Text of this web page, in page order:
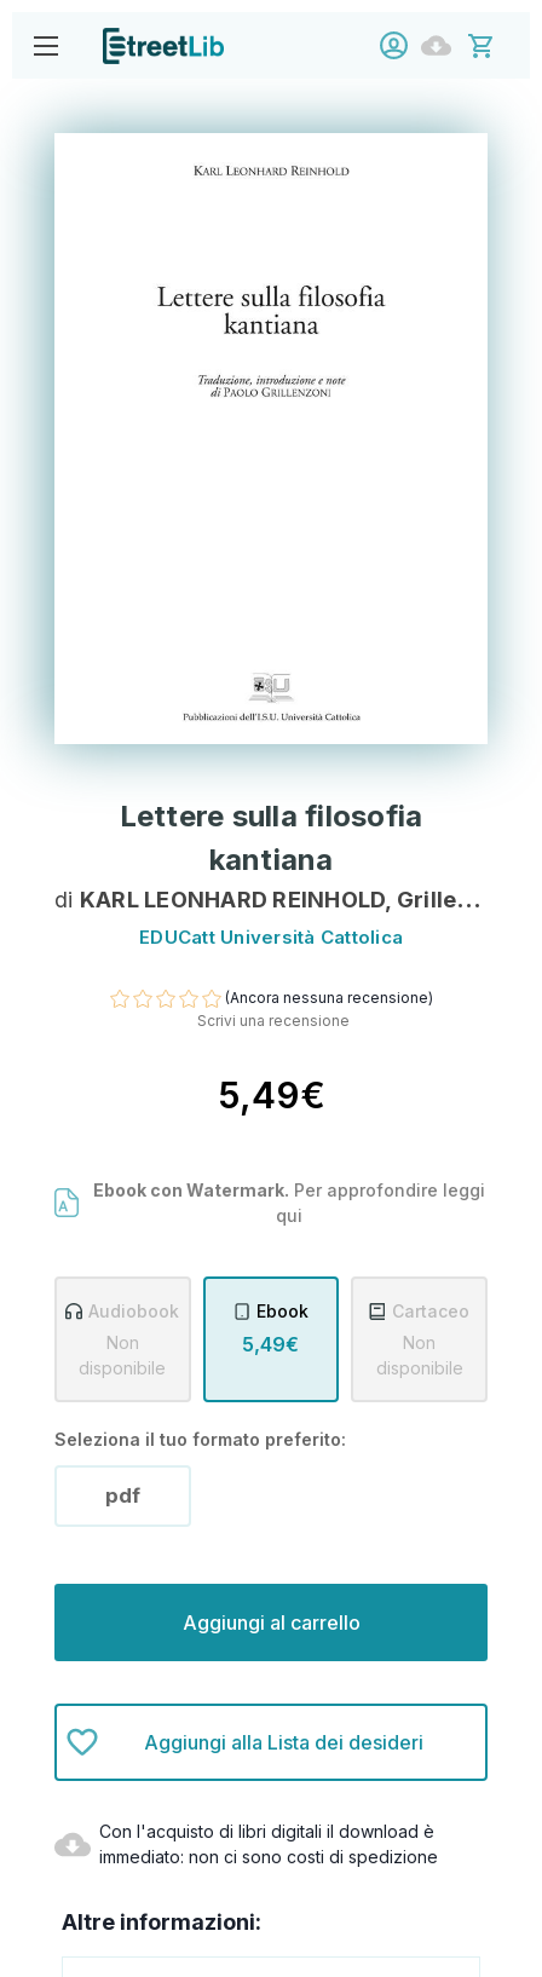
Lettere sulla filosofia
kantiana
di KARL LEONHARD REINHOLD, Grillenzoni Paolo
EDUCatt Università Cattolica
(Ancora nessuna recensione)
Scrivi una recensione
5,49€
Ebook con Watermark. Per approfondire leggi
qui
Audiobook
Non
disponibile
Ebook
5,49€
Cartaceo
Non
disponibile
Seleziona il tuo formato preferito:
pdf
Aggiungi alla Lista dei desideri
Con l'acquisto di libri digitali il download è
immediato: non ci sono costi di spedizione
Altre informazioni: